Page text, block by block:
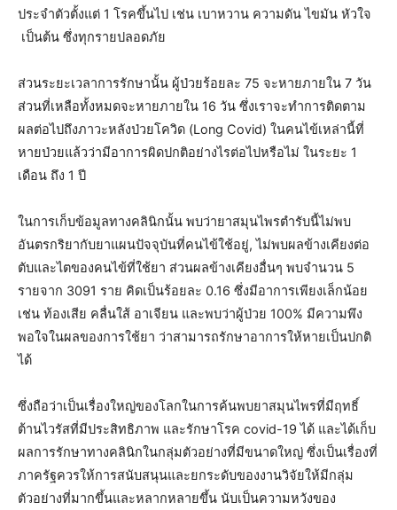
ประจำตัวตั้งแต่ 1 โรคขึ้นไป เช่น เบาหวาน ความดัน ไขมัน หัวใจ
เป็นต้น ซึ่งทุกรายปลอดภัย
ส่วนระยะเวลาการรักษานั้น ผู้ป่วยร้อยละ 75 จะหายภายใน 7 วัน
ส่วนที่เหลือทั้งหมดจะหายภายใน 16 วัน ซึ่งเราจะทำการติดตาม
ผลต่อไปถึงภาวะหลังป่วยโควิด (Long Covid) ในคนไข้เหล่านี้ที่
หายป่วยแล้วว่ามีอาการผิดปกติอย่างไรต่อไปหรือไม่ ในระยะ 1
เดือน ถึง 1 ปี
ในการเก็บข้อมูลทางคลินิกนั้น พบว่ายาสมุนไพรตำรับนี้ไม่พบ
อันตรกริยากับยาแผนปัจจุบันที่คนไข้ใช้อยู่, ไม่พบผลข้างเคียงต่อ
ตับและไตของคนไข้ที่ใช้ยา ส่วนผลข้างเคียงอื่นๆ พบจำนวน 5
รายจาก 3091 ราย คิดเป็นร้อยละ 0.16 ซึ่งมีอาการเพียงเล็กน้อย
เช่น ท้องเสีย คลื่นใส้ อาเจียน และพบว่าผู้ป่วย 100% มีความพึง
พอใจในผลของการใช้ยา ว่าสามารถรักษาอาการให้หายเป็นปกติ
ได้
ซึ่งถือว่าเป็นเรื่องใหญ่ของโลกในการค้นพบยาสมุนไพรที่มีฤทธิ์
ต้านไวรัสที่มีประสิทธิภาพ และรักษาโรค covid-19 ได้ และได้เก็บ
ผลการรักษาทางคลินิกในกลุ่มตัวอย่างที่มีขนาดใหญ่ ซึ่งเป็นเรื่องที่
ภาครัฐควรให้การสนับสนุนและยกระดับของงานวิจัยให้มีกลุ่ม
ตัวอย่างที่มากขึ้นและหลากหลายขึ้น นับเป็นความหวังของ